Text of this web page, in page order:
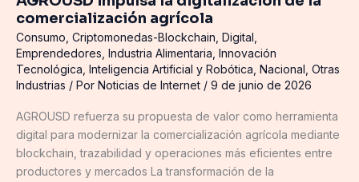
comercialización agrícola
Consumo Criptomonedas-Blockchain Digital
Emprendedores Industria Alimentaria Innovación
Tecnológica Inteligencia Artificial y Robótica Nacional Otras
Industrias / Por Noticias de Internet / 9 de junio de 2026
AGROUSD refuerza su propuesta de valor como herramienta
digital para modernizar la comercialización agrícola mediante
blockchain, trazabilidad y operaciones más eficientes entre
productores y mercados La transformación de la